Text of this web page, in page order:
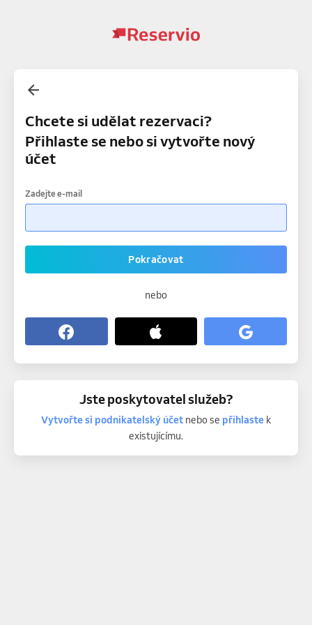
Chcete si udělat rezervaci?
Přihlaste se nebo si vytvořte nový
účet
Zadejte e-mail
Pokračovat
nebo
Jste poskytovatel služeb?
Vytvořte si podnikatelský účetnebo se přihlastek
existujícímu.